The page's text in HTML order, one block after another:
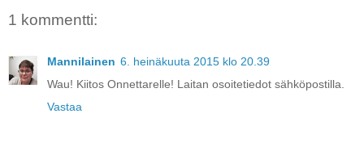
1 kommentti:
Mannilainen 6. heinäkuuta 2015 klo 20.39
Wau! Kiitos Onnettarelle! Laitan osoitetiedot sähköpostilla.
Vastaa